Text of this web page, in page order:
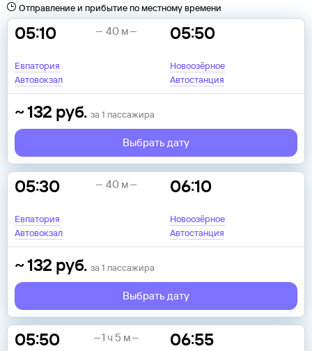
Отправление и прибытие по местному времени
05:10
Евпатория
Автовокзал
05:50
Новоозёрное
Автостанция
40 м
~132 руб. за 1 пассажира
Выбрать дату
05:30
Евпатория
Автовокзал
06:10
Новоозёрное
Автостанция
40 м
~132 руб. за 1 пассажира
Выбрать дату
05:50 06:55
1 ч 5 м